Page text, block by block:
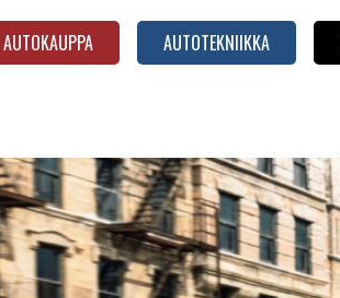
AUTOKAUPPA AUTOTEKNIIKKA